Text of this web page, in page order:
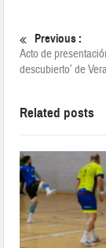
Previous :
Acto de
descubierto’ de
Related posts